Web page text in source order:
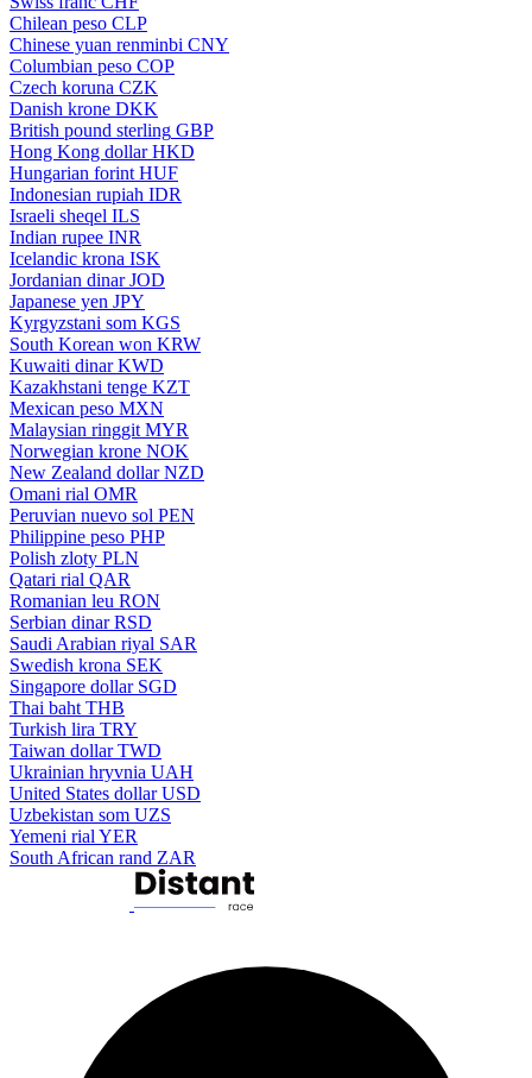
Chilean peso CLP
Chinese yuan renminbi CNY
Columbian peso COP
Czech koruna CZK
Danish krone DKK
British pound sterling GBP
Hong Kong dollar HKD
Hungarian forint HUF
Indonesian rupiah IDR
Israeli sheqel ILS
Indian rupee INR
Icelandic krona ISK
Jordanian dinar JOD
Japanese yen JPY
Kyrgyzstani som KGS
South Korean won KRW
Kuwaiti dinar KWD
Kazakhstani tenge KZT
Mexican peso MXN
Malaysian ringgit MYR
Norwegian krone NOK
New Zealand dollar NZD
Omani rial OMR
Peruvian nuevo sol PEN
Philippine peso PHP
Polish zloty PLN
Qatari rial QAR
Romanian leu RON
Serbian dinar RSD
Saudi Arabian riyal SAR
Swedish krona SEK
Singapore dollar SGD
Thai baht THB
Turkish lira TRY
Taiwan dollar TWD
Ukrainian hryvnia UAH
United States dollar USD
Uzbekistan som UZS
Yemeni rial YER
South African rand ZAR